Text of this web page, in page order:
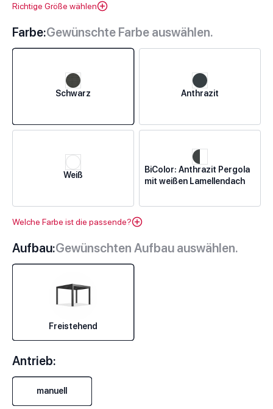
Richtige Größe wählen
Farbe:Gewünschte Farbe auswählen.
Schwarz Anthrazit
Weiß
BiColor: Anthrazit Pergola
mit weißen Lamellendach
Welche Farbe ist die passende?
Aufbau:Gewünschten Aufbau auswählen.
Freistehend
Antrieb:
manuell